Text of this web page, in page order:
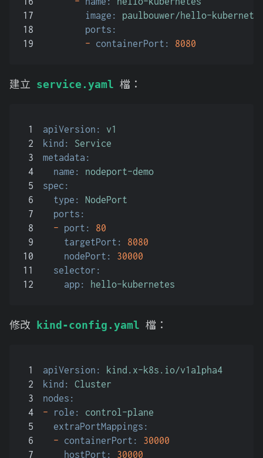
17
18
19
image:
paulbouwer/hello-
ports:
-
containerPort: 8080
建立 service.yaml 檔：
1
2
3
4
5
6
7
8
9
10
11
12
apiVersion:
v1
kind:
Service
metadata:
name:
nodeport-demo
spec:
type:
NodePort
ports:
-
port:
80
targetPort:
8080
nodePort:
30000
selector:
app:
hello-kubernetes
修改 kind-config.yaml 檔：
1
2
3
4
5
6
7
apiVersion:
kind.x-k8s.io/v1alpha4
kind:
Cluster
nodes:
-
role:
control-plane
extraPortMappings:
-
containerPort:
30000
hostPort:
30000